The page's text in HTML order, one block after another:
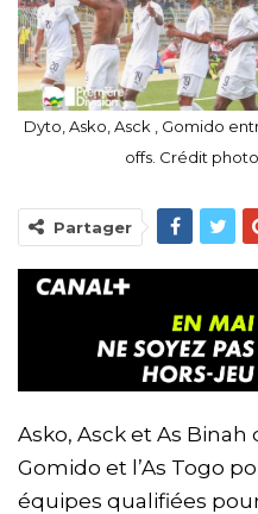
Dyto, Asko, Asck , Gomido
offs. Crédit
Partager
Asko, Asck et As Binah
Gomido et l’As Togo
équipes qualifiées